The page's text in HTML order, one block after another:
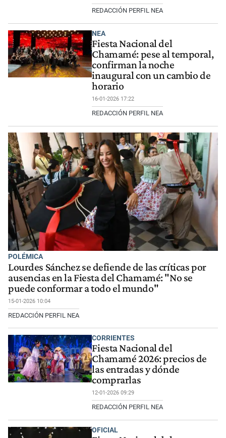
REDACCIÓN PERFIL NEA
NEA
Fiesta Nacional del
Chamamé: pese al temporal,
confirman la noche
inaugural con un cambio de
horario
16-01-2026 17:22
REDACCIÓN PERFIL NEA
POLÉMICA
Lourdes Sánchez se defiende de las críticas por
ausencias en la Fiesta del Chamamé: "No se
puede conformar a todo el mundo"
15-01-2026 10:04
REDACCIÓN PERFIL NEA
CORRIENTES
Fiesta Nacional del
Chamamé 2026: precios de
las entradas y dónde
comprarlas
12-01-2026 09:29
REDACCIÓN PERFIL NEA
OFICIAL